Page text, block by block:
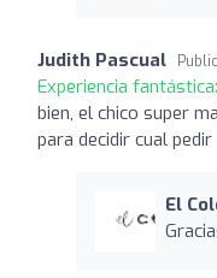
Judith Pascual
Experiencia fantástica:
bien, el chico super
para decidir cual pedir
El